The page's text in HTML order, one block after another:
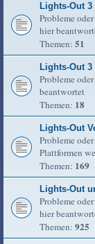
Lights-Out
Probleme
hier
Themen: 51
Lights-Out 3
Probleme
beantwortet
Themen: 18
Lights-Out
Probleme
Plattformen
Themen: 169
Lights-Out
Probleme
hier
Themen: 925